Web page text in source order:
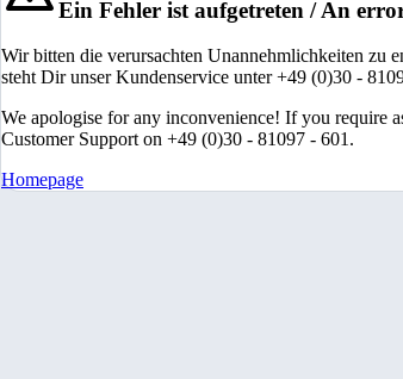
Ein Fehler ist aufgetreten / An
Wir bitten die verursachten Unannehmlichkeiten zu
steht Dir unser Kundenservice unter +49 (0)30 -
We apologise for any inconvenience! If you require
Customer Support on +49 (0)30 - 81097 - 601.
Homepage